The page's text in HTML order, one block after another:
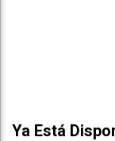
Ya Está